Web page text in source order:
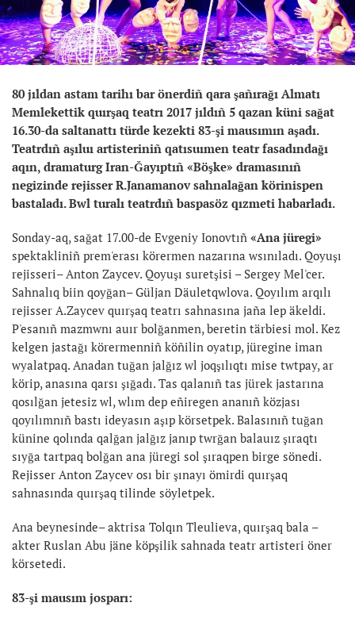
80 jıldan astam tarihı bar önerdiñ qara şañırağı Almatı
Memlekettik quırşaq teatrı 2017 jıldıñ 5 qazan küni sağat
16.30-da saltanattı türde kezekti 83-şi mausımın aşadı.
Teatrdıñ aşıluı artisteriniñ qatısuımen teatr fasadındağı
aqın, dramaturg Iran-Ğayıptıñ «Böşke» dramasınıñ
negizinde rejisser R.Janamanov sahnalağan körinispen
bastaladı. Bwl turalı teatrdıñ baspasöz qızmeti habarladı.
Sonday-aq, sağat 17.00-de Evgeniy Ionovtıñ «Ana jüregi»
spektakliniñ prem'erası körermen nazarına wsınıladı. Qoyuşı
rejisseri– Anton Zaycev. Qoyuşı suretşisi – Sergey Mel'cer.
Sahnalıq biin qoyğan– Güljan Däuletqwlova. Qoyılım arqılı
rejisser A.Zaycev quırşaq teatrı sahnasına jaña lep äkeldi.
P'esanıñ mazmwnı auır bolğanmen, beretin tärbiesi mol. Kez
kelgen jastağı körermenniñ köñilin oyatıp, jüregine iman
wyalatpaq. Anadan tuğan jalğız wl joqşılıqtı mise twtpay, ar
körip, anasına qarsı şığadı. Tas qalanıñ tas jürek jastarına
qosılğan jetesiz wl, wlım dep eñiregen ananıñ közjası
qoyılımnıñ bastı ideyasın aşıp körsetpek. Balasınıñ tuğan
künine qolında qalğan jalğız janıp twrğan balauız şıraqtı
sıyğa tartpaq bolğan ana jüregi sol şıraqpen birge sönedi.
Rejisser Anton Zaycev osı bir şınayı ömirdi quırşaq
sahnasında quırşaq tilinde söyletpek.
Ana beynesinde– aktrisa Tolqın Tleulieva, quırşaq bala –
akter Ruslan Abu jäne köpşilik sahnada teatr artisteri öner
körsetedi.
83-şi mausım josparı: